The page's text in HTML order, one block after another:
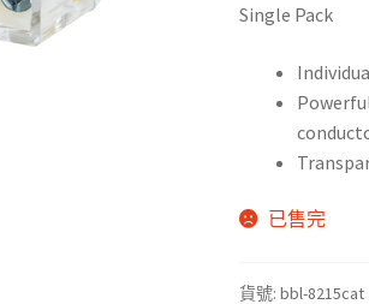
Single Pack
已售完
貨號: bbl-8215cat